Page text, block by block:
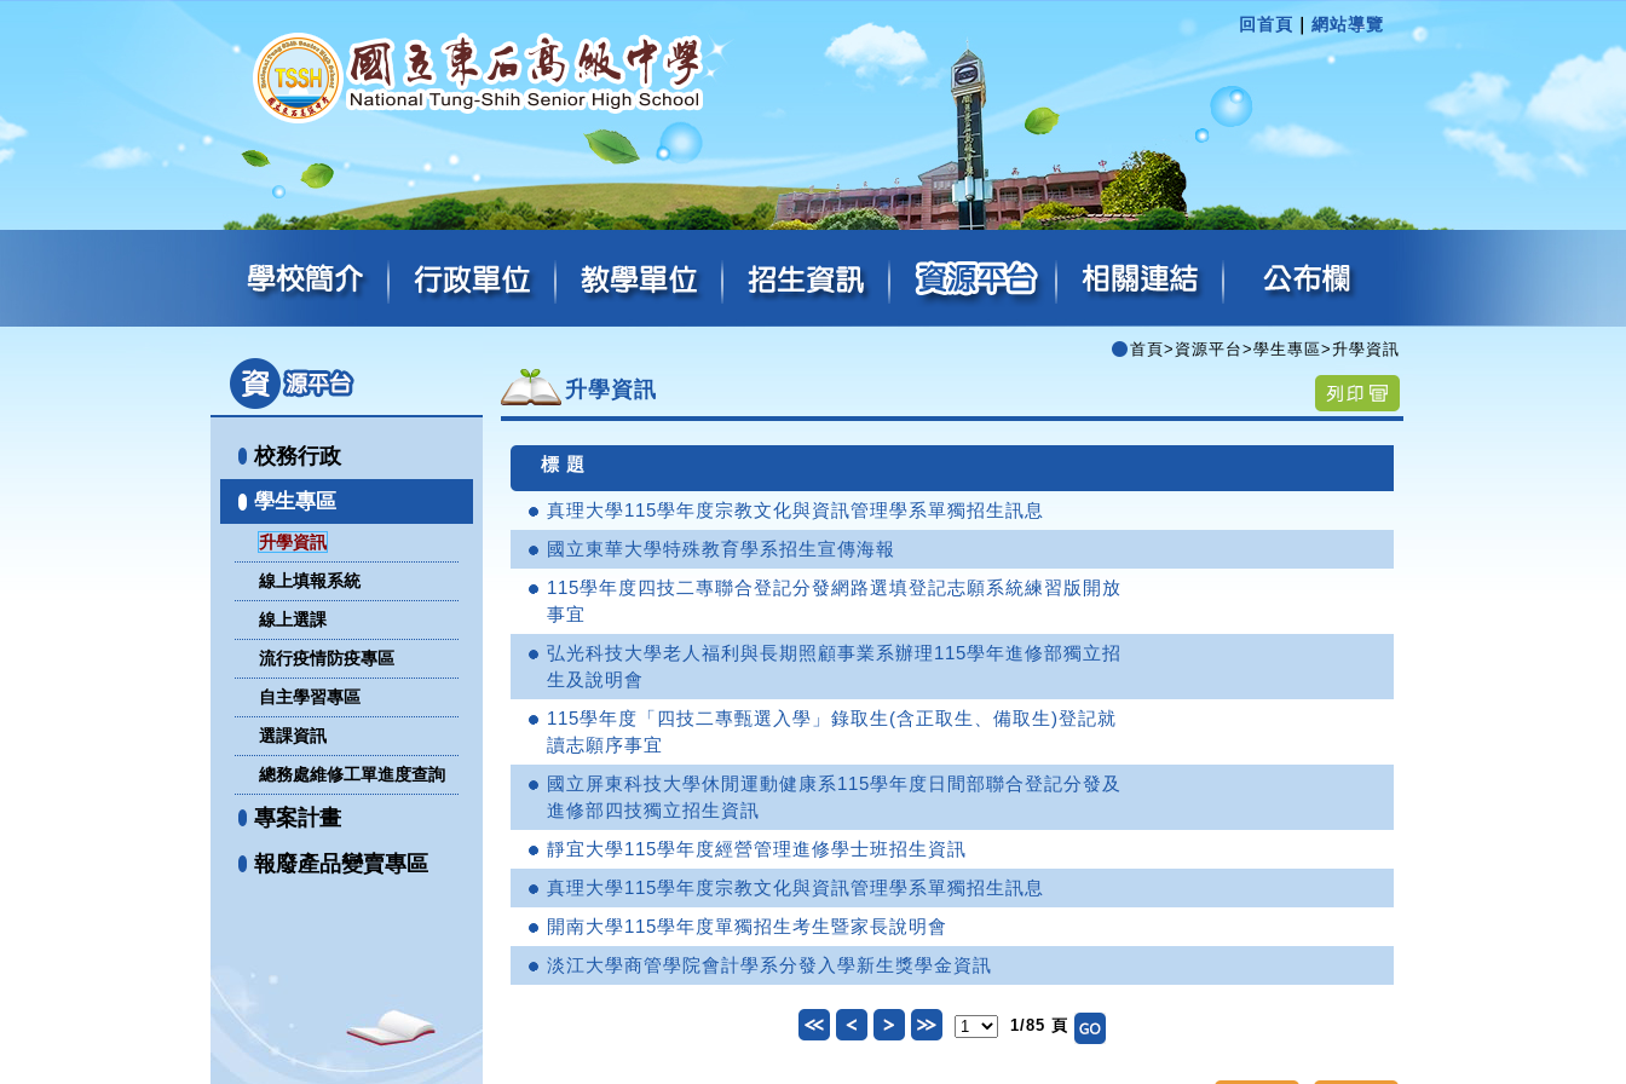
回首頁 網站導覽
校務行政
學生專區
升學資訊
線上填報系統
線上選課
流行疫情防疫專區
自主學習專區
選課資訊
總務處維修工單進度查詢
專案計畫
報廢產品變賣專區
首頁> 資源平台>學生專區>升學資訊
升學資訊
標 題
真理大學115學年度宗教文化與資訊管理學系單獨招生訊息
國立東華大學特殊教育學系招生宣傳海報
115學年度四技二專聯合登記分發網路選填登記志願系統練習版開放
事宜
弘光科技大學老人福利與長期照顧事業系辦理115學年進修部獨立招
生及說明會
115學年度「四技二專甄選入學」錄取生(含正取生、備取生)登記就
讀志願序事宜
國立屏東科技大學休閒運動健康系115學年度日間部聯合登記分發及
進修部四技獨立招生資訊
靜宜大學115學年度經營管理進修學士班招生資訊
真理大學115學年度宗教文化與資訊管理學系單獨招生訊息
開南大學115學年度單獨招生考生暨家長說明會
淡江大學商管學院會計學系分發入學新生獎學金資訊
1/85 頁